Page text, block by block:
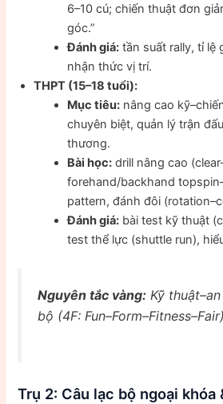
6–10 cú; chiến thuật đơn
góc.”
Đánh giá: tần suất rally, tỉ lệ
nhận thức vị trí.
THPT (15–18 tuổi):
Mục tiêu: nâng cao
chuyên biệt, quản lý trận
thương.
Bài học: drill nâng cao
forehand/backhand
pattern, đánh đôi
Đánh giá: bài test kỹ thuật
test thể lực (shuttle run),
Nguyên tắc vàng: Kỹ
bộ (4F:
Trụ 2: Câu lạc bộ ngoại khóa